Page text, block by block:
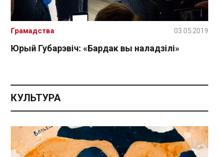
Юрый Губарэвіч: «Бардак вы наладзілі»
Грамадства 03.05.2019
КУЛЬТУРА